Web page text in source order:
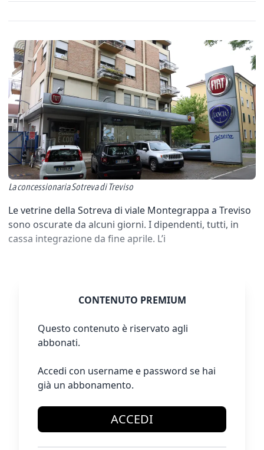
La concessionaria Sotreva di Treviso
Le vetrine della Sotreva di viale Montegrappa a Treviso
sono oscurate da alcuni giorni. I dipendenti, tutti, in
cassa integrazione da fine aprile. L’i
CONTENUTO PREMIUM
Questo contenuto è riservato agli
abbonati.
Accedi con username e password se hai
già un abbonamento.
ACCEDI